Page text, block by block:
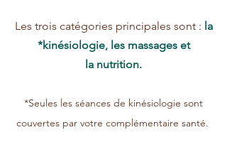
Les trois catégories principales sont : la
*kinésiologie, les massages et
la nutrition.
*Seules les séances de kinésiologie sont
couvertes par votre complémentaire santé.